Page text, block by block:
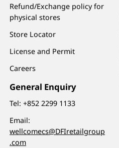
Refund/Exchange policy for
physical stores
Store Locator
License and Permit
Careers
General Enquiry
Tel:+852 2299 1133
Email:
wellcomecs@DFIretailgroup
.com